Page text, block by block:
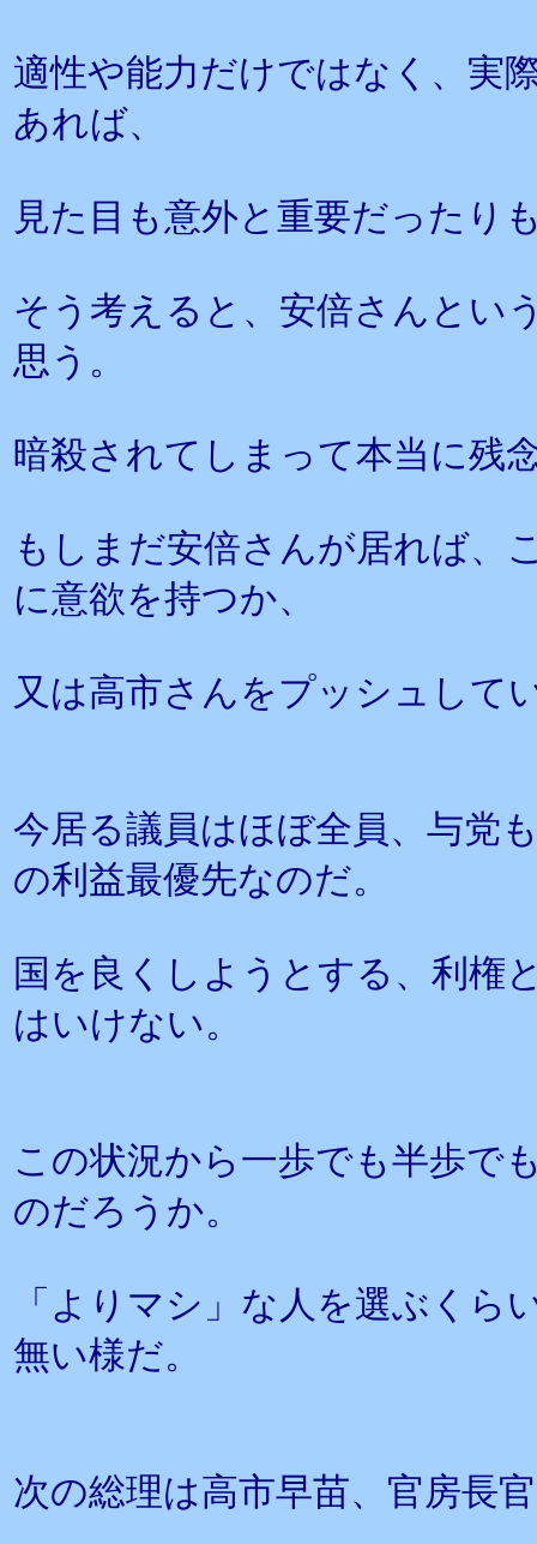
適性や能力だけではなく、実
あれば、
見た目も意外と重要だったり
そう考えると、安倍さんとい
思う。
暗殺されてしまって本当に残
もしまだ安倍さんが居れば、
に意欲を持つか、
又は高市さんをプッシュして
今居る議員はほぼ全員、与党
の利益最優先なのだ。
国を良くしようとする、利権
はいけない。
この状況から一歩でも半歩で
のだろうか。
「よりマシ」な人を選ぶく
無い様だ。
次の総理は高市早苗、官房長